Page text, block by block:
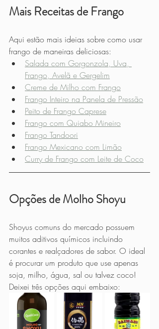
Mais Receitas de Frango
Aqui estão mais ideias sobre como usar
frango de maneiras deliciosas:
Salada com Gorgonzola, Uva,
Frango, Avelã e Gergelim
Creme de Milho com Frango
Frango Inteiro na Panela de Pressão
Peito de Frango Caprese
Frango com Quiabo Mineiro
Frango Tandoori
Frango Mexicano com Limão
Curry de Frango com Leite de Coco
Opções de Molho Shoyu
Shoyus comuns do mercado possuem
muitos aditivos químicos incluindo
corantes e realçadores de sabor. O ideal
é procurar um produto que use apenas
soja, milho, água, sal ou talvez coco!
Deixei três opções aqui embaixo: